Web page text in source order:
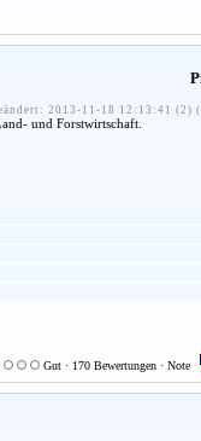
2013-11-18 12:13:41 (2)
und Forstwirtschaft.
Gut · 170 Bewertungen · Note